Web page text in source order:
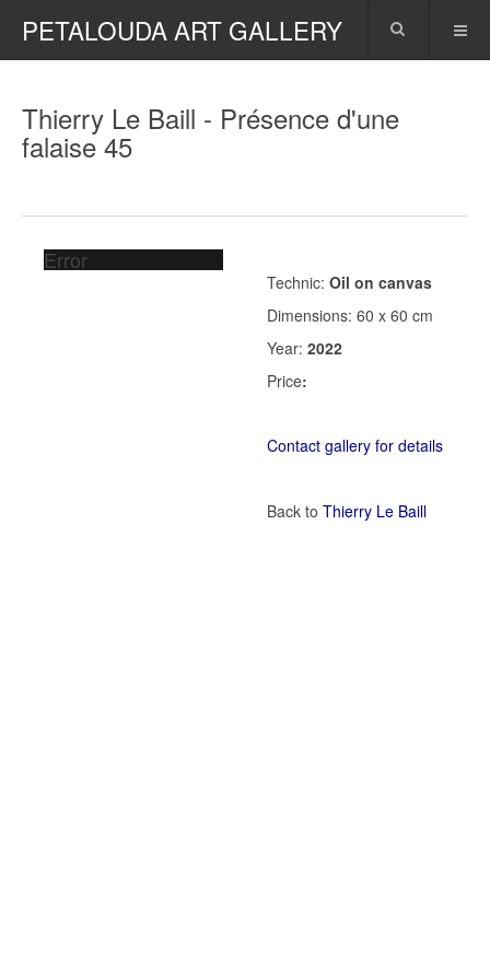
PETALOUDA ART GALLERY
Thierry Le Baill - Présence d'une
falaise 45
Error
Technic: Oil on canvas
Dimensions: 60 x 60 cm
Year: 2022
Price:
Contact gallery for details
Back to Thierry Le Baill